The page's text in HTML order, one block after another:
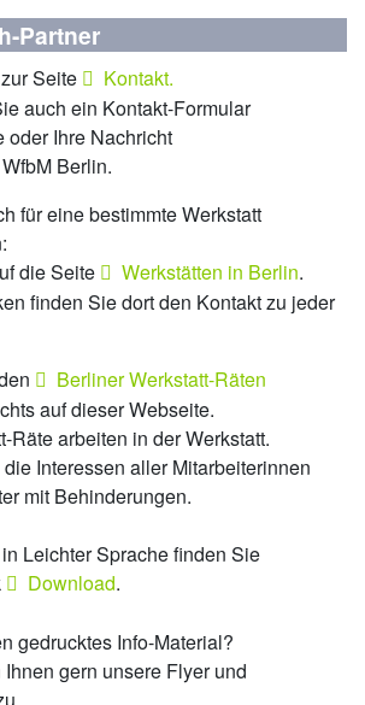
Partner
Seite
Kontakt.
auch ein Kontakt-Formular
oder Ihre Nachricht
Berlin.
für eine bestimmte Werkstatt
die Seite
Werkstätten in Berlin.
finden Sie dort den Kontakt zu jeder
Berliner Werkstatt-Räten
auf dieser Webseite.
Räte arbeiten in der Werkstatt.
Interessen aller Mitarbeiterinnen
mit Behinderungen.
Leichter Sprache finden Sie
Download.
gedrucktes Info-Material?
gern unsere Flyer und